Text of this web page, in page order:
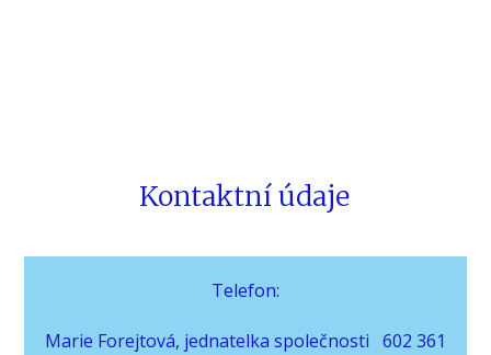
Kontaktní údaje
Telefon:
Marie Forejtová, jednatelka společnosti 602 361